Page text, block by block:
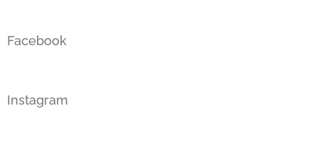
Facebook
Instagram